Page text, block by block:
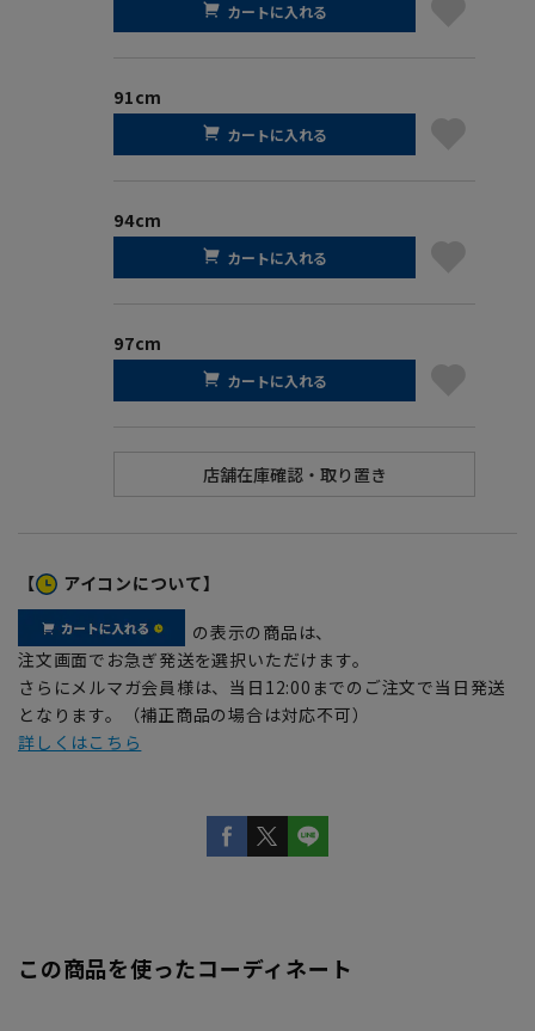
カートに入れる
91cm
カートに入れる
94cm
カートに入れる
97cm
カートに入れる
【 アイコンについて】
の表示の商品は、
注文画面でお急ぎ発送を選択いただけます。
さらにメルマガ会員様は、当日12:00までのご注文で当日発送
となります。（補正商品の場合は対応不可）
詳しくはこちら
この商品を使ったコーディネート